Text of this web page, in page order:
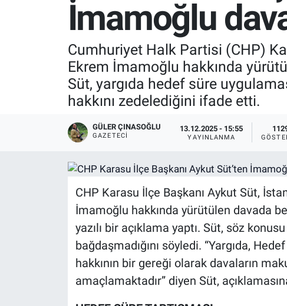
İmamoğlu
Cumhuriyet Halk Partisi (CHP)
Ekrem İmamoğlu hakkında
Süt, yargıda hedef süre
hakkını zedelediğini ifade etti.
GÜLER ÇINASOĞLU
GAZETECI
13.12.2025 - 15:55
YAYINLANMA
CHP Karasu İlçe Başkanı Aykut Süt,
İmamoğlu hakkında yürütülen davada
yazılı bir açıklama yaptı. Süt, söz
bağdaşmadığını söyledi. “Yargıda,
hakkının bir gereği olarak davaların
amaçlamaktadır” diyen Süt,